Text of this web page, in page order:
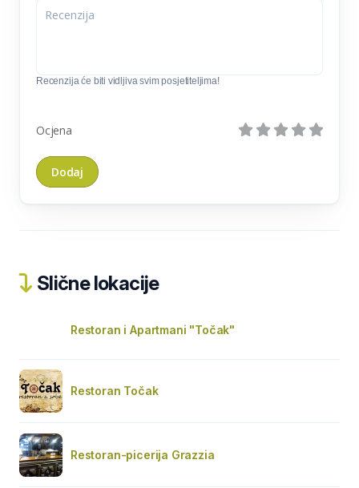
Recenzija će biti vidljiva svim posjetiteljima!
Ocjena
Slične lokacije
Restoran i Apartmani "Točak"
Restoran Točak
Restoran-picerija Grazzia